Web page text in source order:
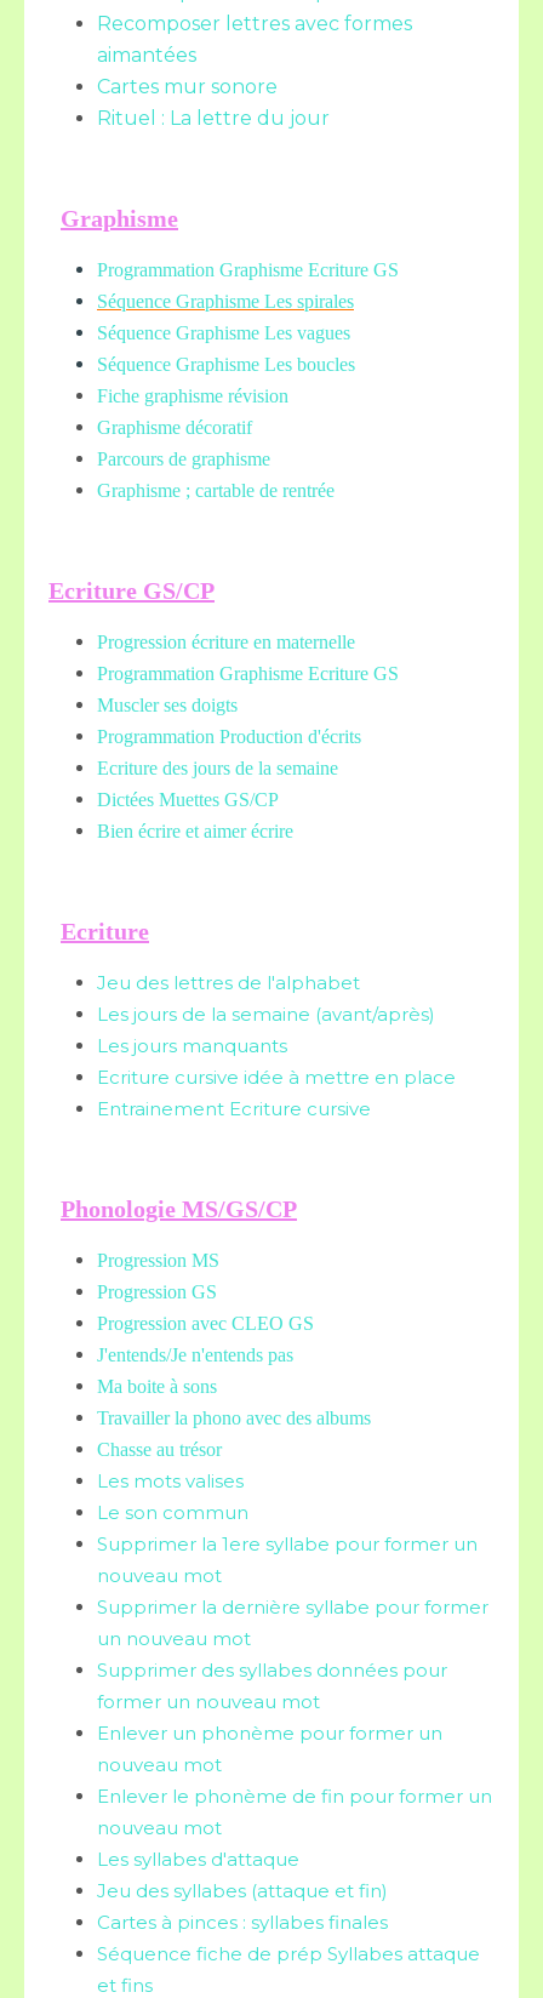
Recomposer lettres avec formes
aimantées
Cartes mur sonore
Rituel : La lettre du jour
Graphisme
Programmation Graphisme Ecriture GS
Séquence Graphisme Les spirales
Séquence Graphisme Les vagues
Séquence Graphisme Les boucles
Fiche graphisme révision
Graphisme décoratif
Parcours de graphisme
Graphisme ; cartable de rentrée
Ecriture GS/CP
Progression écriture en maternelle
Programmation Graphisme Ecriture GS
Muscler ses doigts
Programmation Production d'écrits
Ecriture des jours de la semaine
Dictées Muettes GS/CP
Bien écrire et aimer écrire
Ecriture
Jeu des lettres de l'alphabet
Les jours de la semaine (avant/après)
Les jours manquants
Ecriture cursive idée à mettre en place
Entrainement Ecriture cursive
Phonologie MS/GS/CP
Progression MS
Progression GS
Progression avec CLEO GS
J'entends/Je n'entends pas
Ma boite à sons
Travailler la phono avec des albums
Chasse au trésor
Les mots valises
Le son commun
Supprimer la 1ere syllabe pour former un
nouveau mot
Supprimer la dernière syllabe pour former
un nouveau mot
Supprimer des syllabes données pour
former un nouveau mot
Enlever un phonème pour former un
nouveau mot
Enlever le phonème de fin pour former un
nouveau mot
Les syllabes d'attaque
Jeu des syllabes (attaque et fin)
Cartes à pinces : syllabes finales
Séquence fiche de prép Syllabes attaque
et fins